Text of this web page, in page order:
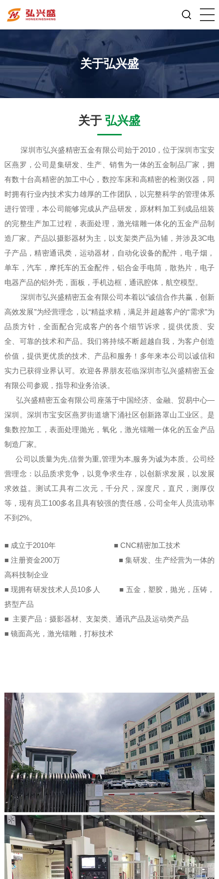
关于弘兴盛
关于弘兴盛
深圳市弘兴盛精密五金有限公司始于2010，位于深圳市宝安
区燕罗，公司是集研发、生产、销售为一体的五金制品厂家，拥
有数十台高精密的加工中心，数控车床和高精密的检测仪器，同
时拥有行业内技术实力雄厚的工作团队，以完整科学的管理体系
进行管理，本公司能够完成从产品研发，原材料加工到成品组装
的完整生产加工过程，表面处理，激光镭雕一体化的五金产品制
造厂家。产品以摄影器材为主，以支架类产品为辅，并涉及3C电
子产品，精密通讯类，运动器材，自动化设备的配件，电子烟，
单车，汽车，摩托车的五金配件，铝合金手电筒，散热片，电子
电器产品的铝外壳，面板，手机边框，通讯腔体，航空模型。
深圳市弘兴盛精密五金有限公司本着以“诚信合作共赢，创新
高效发展”为经营理念，以“精益求精，满足并超越客户的“需求”为
品质方针，全面配合完成客户的各个细节诉求，提供优质、安
全、可靠的技术和产品。我们将持续不断超越自我，为客户创造
价值，提供更优质的技术、产品和服务！多年来本公司以诚信和
实力已获得业界认可。欢迎各界朋友莅临深圳市弘兴盛精密五金
有限公司参观，指导和业务洽谈。
弘兴盛精密五金有限公司座落于中国经济、金融、贸易中心—
深圳。深圳市宝安区燕罗街道塘下涌社区创新路罩山工业区。是
集数控加工，表面处理抛光，氧化，激光镭雕一体化的五金产品
制造厂家。
公司以质量为先,信誉为重,管理为本,服务为诚为本质。公司经
营理念：以品质求竞争，以竟争求生存，以创新求发展，以发展
求效益。测试工具有二次元，千分尺，深度尺，直尺，测厚仪
等，现有员工100多名且具有较强的责任感，公司全年人员流动率
不到2%。
■ 成立于2010年 ■ CNC精密加工技术
■ 注册资金200万 ■ 集研发、生产经营为一体的
高科技制企业
■ 现拥有研发技术人员10多人 ■ 五金，塑胶，抛光，压铸，
挤型产品
■ 主要产品：摄影器材、支架类、通讯产品及运动类产品
■ 镜面高光，激光镭雕，打标技术